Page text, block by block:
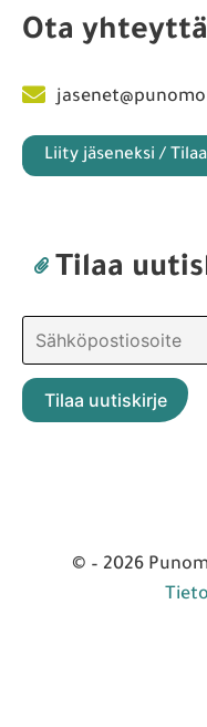
Ota
Liity jäseneksi /
Tilaa
© – 2026